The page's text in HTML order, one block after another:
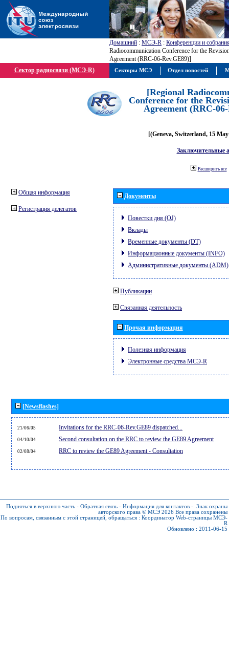
Домашний : МСЭ-R : Конференции и
Radiocommunication Conference for the
Agreement (RRC-06-Rev.GE89)]
Сектор радиосвязи (МСЭ-R)
[Regional
Conference for the
Agreement (RRC-
[(Geneva, Switzerland, 15
Заключительные
Расширить все
Общая информация
Регистрация делегатов
Документы
Повестки дня (OJ)
Вклады
Временные документы (DT)
Информационные документы (INFO)
Административные документы (ADM)
Публикации
Связанная деятельность
Прочая информация
Полезная информация
Электронные средства МСЭ-R
[Newsflashes]
21/06/05 Invitations for the RRC-06-Rev.GE89 dispatched...
04/10/04 Second consultation on the RRC to review the GE89 Agreement
02/08/04 RRC to review the GE89 Agreement - Consultation
Подняться в верхнюю часть - Обратная связь - Информация для контактов - Знак охраны
авторского права © МСЭ 2026 Все права сохранены
По вопросам, связанным с этой страницей, обращаться : Координатор Web-страницы МСЭ-
R
Обновлено : 2011-06-15
Секторы МСЭ Отдел новостей